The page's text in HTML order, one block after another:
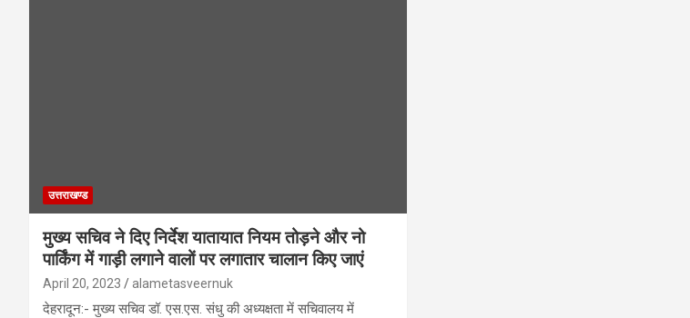
उत्तराखण्ड
मुख्य सचिव ने दिए निर्देश यातायात नियम तोड़ने और नो
पार्किंग में गाड़ी लगाने वालों पर लगातार चालान किए जाएं
April 20, 2023 alametasveernuk
देहरादून:- मुख्य सचिव डॉ. एस.एस. संधु की अध्यक्षता में सचिवालय में